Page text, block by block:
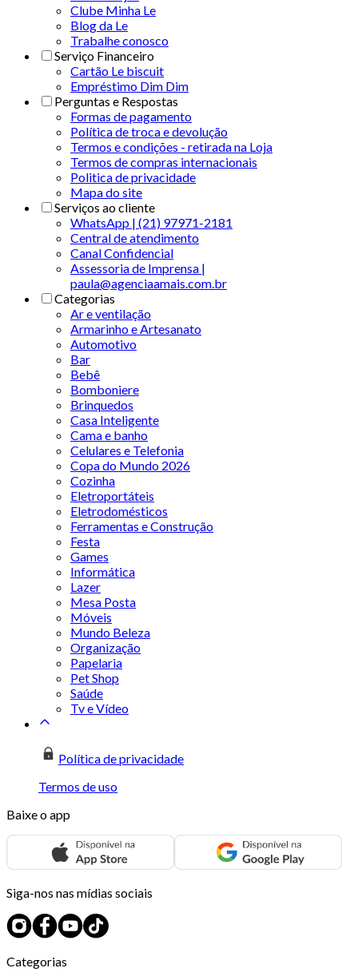
Clube Minha Le
Blog da Le
Trabalhe conosco
Serviço Financeiro
Cartão Le biscuit
Empréstimo Dim Dim
Perguntas e Respostas
Formas de pagamento
Política de troca e devolução
Termos e condições - retirada na Loja
Termos de compras internacionais
Politica de privacidade
Mapa do site
Serviços ao cliente
WhatsApp | (21) 97971-2181
Central de atendimento
Canal Confidencial
Assessoria de Imprensa |
paula@agenciaamais.com.br
Categorias
Ar e ventilação
Armarinho e Artesanato
Automotivo
Bar
Bebê
Bomboniere
Brinquedos
Casa Inteligente
Cama e banho
Celulares e Telefonia
Copa do Mundo 2026
Cozinha
Eletroportáteis
Eletrodomésticos
Ferramentas e Construção
Festa
Games
Informática
Lazer
Mesa Posta
Móveis
Mundo Beleza
Organização
Papelaria
Pet Shop
Saúde
Tv e Vídeo
Política de privacidade
Termos de uso
Baixe o app
Siga-nos nas mídias sociais
Categorias